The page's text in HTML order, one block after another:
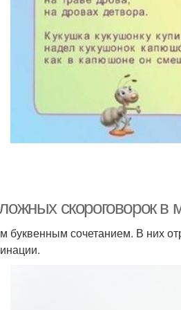
скороговорок в
сочетанием. В них